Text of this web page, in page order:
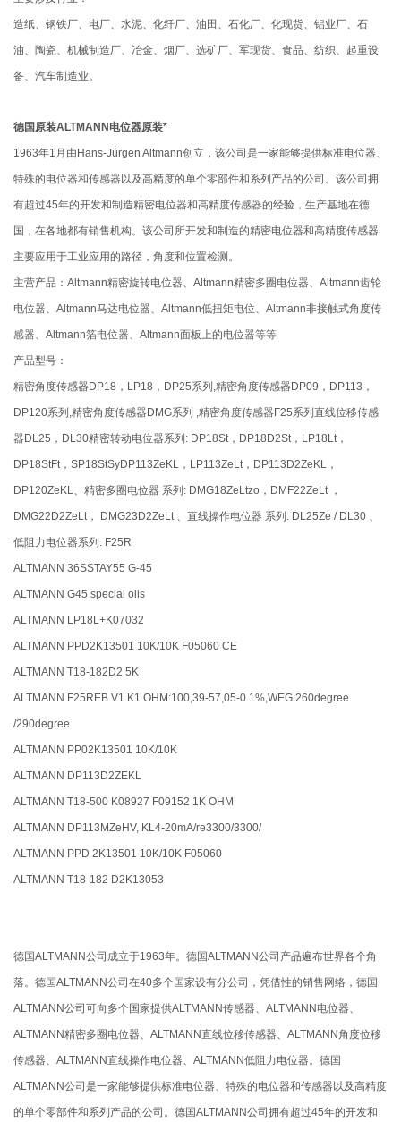
造纸、钢铁厂、电厂、水泥、化纤厂、油田、石化厂、化现货、铝业厂、石
油、陶瓷、机械制造厂、冶金、烟厂、选矿厂、军现货、食品、纺织、起重设
备、汽车制造业。
德国原装ALTMANN电位器原装*
1963年1月由Hans-Jürgen Altmann创立，该公司是一家能够提供标准电位器、
特殊的电位器和传感器以及高精度的单个零部件和系列产品的公司。该公司拥
有超过45年的开发和制造精密电位器和高精度传感器的经验，生产基地在德
国，在各地都有销售机构。该公司所开发和制造的精密电位器和高精度传感器
主要应用于工业应用的路径，角度和位置检测。
主营产品：Altmann精密旋转电位器、Altmann精密多圈电位器、Altmann齿轮
电位器、Altmann马达电位器、Altmann低扭矩电位、Altmann非接触式角度传
感器、Altmann箔电位器、Altmann面板上的电位器等等
产品型号：
精密角度传感器DP18，LP18，DP25系列,精密角度传感器DP09，DP113，
DP120系列,精密角度传感器DMG系列 ,精密角度传感器F25系列直线位移传感
器DL25，DL30精密转动电位器系列: DP18St，DP18D2St，LP18Lt，
DP18StFt，SP18StSyDP113ZeKL，LP113ZeLt，DP113D2ZeKL，
DP120ZeKL、精密多圈电位器 系列: DMG18ZeLtzo，DMF22ZeLt ，
DMG22D2ZeLt， DMG23D2ZeLt 、直线操作电位器 系列: DL25Ze / DL30 、
低阻力电位器系列: F25R
ALTMANN 36SSTAY55 G-45
ALTMANN G45 special oils
ALTMANN LP18L+K07032
ALTMANN PPD2K13501 10K/10K F05060 CE
ALTMANN T18-182D2 5K
ALTMANN F25REB V1 K1 OHM:100,39-57,05-0 1%,WEG:260degree
/290degree
ALTMANN PP02K13501 10K/10K
ALTMANN DP113D2ZEKL
ALTMANN T18-500 K08927 F09152 1K OHM
ALTMANN DP113MZeHV, KL4-20mA/re3300/3300/
ALTMANN PPD 2K13501 10K/10K F05060
ALTMANN T18-182 D2K13053
德国ALTMANN公司成立于1963年。德国ALTMANN公司产品遍布世界各个角
落。德国ALTMANN公司在40多个国家设有分公司，凭借性的销售网络，德国
ALTMANN公司可向多个国家提供ALTMANN传感器、ALTMANN电位器、
ALTMANN精密多圈电位器、ALTMANN直线位移传感器、ALTMANN角度位移
传感器、ALTMANN直线操作电位器、ALTMANN低阻力电位器。德国
ALTMANN公司是一家能够提供标准电位器、特殊的电位器和传感器以及高精度
的单个零部件和系列产品的公司。德国ALTMANN公司拥有超过45年的开发和